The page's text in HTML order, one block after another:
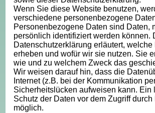
Wenn Sie diese Website benutzen,
verschiedene personenbezogene
Personenbezogene Daten sind Daten,
persönlich identifiziert werden können.
Datenschutzerklärung erläutert, welche
erheben und wofür wir sie nutzen. Sie
wie und zu welchem Zweck das
Wir weisen darauf hin, dass die
Internet (z.B. bei der Kommunikation
Sicherheitslücken aufweisen kann. Ein
Schutz der Daten vor dem Zugriff
möglich.